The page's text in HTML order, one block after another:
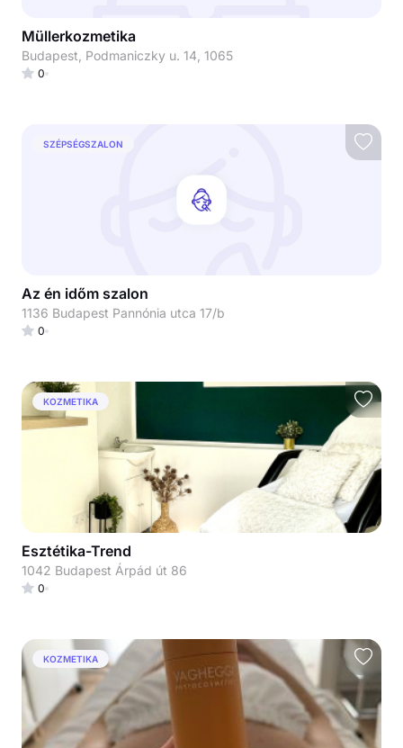
Müllerkozmetika
Budapest, Podmaniczky u. 14, 1065
0
SZÉPSÉGSZALON
Az én időm szalon
1136 Budapest Pannónia utca 17/b
0
KOZMETIKA
Esztétika-Trend
1042 Budapest Árpád út 86
0
KOZMETIKA